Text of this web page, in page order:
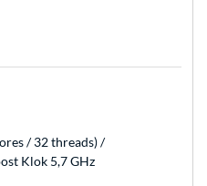
/ 32 threads) /
Klok 5,7 GHz